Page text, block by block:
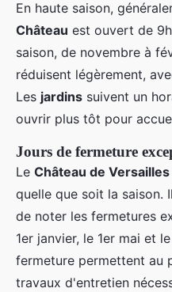
En haute saison,
Château est ouvert de
saison, de novembre à
réduisent légèrement,
Les jardins suivent un
ouvrir plus tôt pour
Jours de fermeture
Le Château de Versailles
quelle que soit la saison.
de noter les fermetures
1er janvier, le 1er mai et
fermeture permettent au
travaux d'entretien